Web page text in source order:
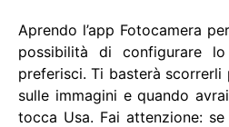
Aprendo l’app Fotocamera
possibilità di configurare
preferisci. Ti basterà
sulle immagini e quando
tocca Usa. Fai attenzione: